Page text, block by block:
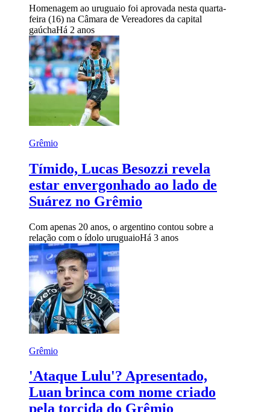
Homenagem ao uruguaio foi aprovada nesta quarta-
feira (16) na Câmara de Vereadores da capital
gaúchaHá 2 anos
Grêmio
Tímido, Lucas Besozzi revela
estar envergonhado ao lado de
Suárez no Grêmio
Com apenas 20 anos, o argentino contou sobre a
relação com o ídolo uruguaioHá 3 anos
Grêmio
'Ataque Lulu'? Apresentado,
Luan brinca com nome criado
pela torcida do Grêmio